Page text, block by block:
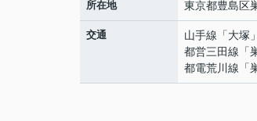
所在地 東京都豊島区
交通 山手線 「大塚
都営三田線 「
都電荒川線 「